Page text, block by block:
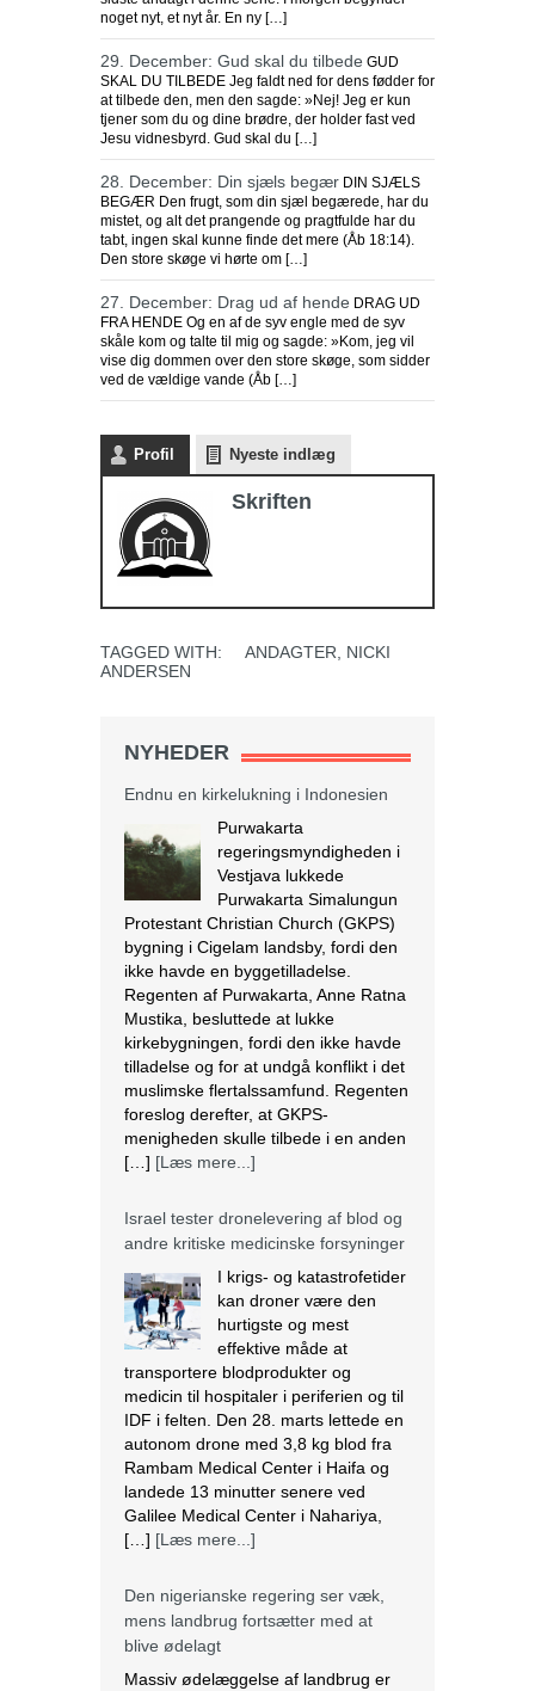
noget nyt, et nyt år. En ny […]
29. December: Gud skal du tilbede GUD
SKAL DU TILBEDE Jeg faldt ned for dens fødder for
at tilbede den, men den sagde: »Nej! Jeg er kun
tjener som du og dine brødre, der holder fast ved
Jesu vidnesbyrd. Gud skal du […]
28. December: Din sjæls begær DIN SJÆLS
BEGÆR Den frugt, som din sjæl begærede, har du
mistet, og alt det prangende og pragtfulde har du
tabt, ingen skal kunne finde det mere (Åb 18:14).
Den store skøge vi hørte om […]
27. December: Drag ud af hende DRAG UD
FRA HENDE Og en af de syv engle med de syv
skåle kom og talte til mig og sagde: »Kom, jeg vil
vise dig dommen over den store skøge, som sidder
ved de vældige vande (Åb […]
Profil Nyeste indlæg
Skriften
TAGGED WITH: ANDAGTER
NICKI
ANDERSEN
NYHEDER
Endnu en kirkelukning i Indonesien
Purwakarta
regeringsmyndigheden i
Vestjava lukkede
Purwakarta Simalungun
Protestant Christian Church (GKPS)
bygning i Cigelam landsby, fordi den
ikke havde en byggetilladelse.
Regenten af Purwakarta, Anne Ratna
Mustika, besluttede at lukke
kirkebygningen, fordi den ikke havde
tilladelse og for at undgå konflikt i det
muslimske flertalssamfund. Regenten
foreslog derefter, at GKPS-
menigheden skulle tilbede i en anden
[…] [Læs mere...]
Israel tester dronelevering af blod og
andre kritiske medicinske forsyninger
I krigs- og katastrofetider
kan droner være den
hurtigste og mest
effektive måde at
transportere blodprodukter og
medicin til hospitaler i periferien og til
IDF i felten. Den 28. marts lettede en
autonom drone med 3,8 kg blod fra
Rambam Medical Center i Haifa og
landede 13 minutter senere ved
Galilee Medical Center i Nahariya,
[…] [Læs mere...]
Den nigerianske regering ser væk,
mens landbrug fortsætter med at
blive ødelagt
Massiv ødelæggelse af landbrug er